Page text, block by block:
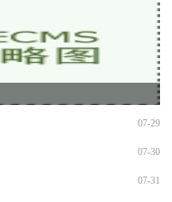
07-29
07-30
07-31